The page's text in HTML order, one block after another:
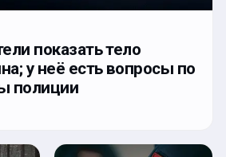
показать тело
у неё есть вопросы по
полиции